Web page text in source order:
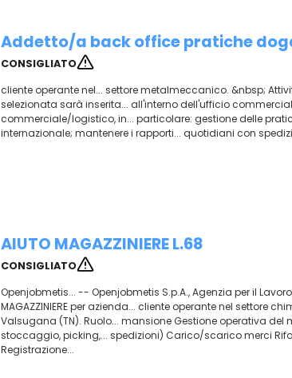
Addetto/a back office pratiche
CONSIGLIATO
cliente operante nel... settore metalmeccanico. &nbsp;
selezionata sarà inserita... all'interno dell'ufficio
commerciale/logistico, in... particolare: gestione delle
internazionale; mantenere i rapporti... quotidiani con
AIUTO MAGAZZINIERE L.68
CONSIGLIATO
Openjobmetis... -- Openjobmetis S.p.A., Agenzia per il
MAGAZZINIERE per azienda... cliente operante nel settore
Valsugana (TN). Ruolo... mansione Gestione operativa del
stoccaggio, picking,... spedizioni) Carico/scarico merci
Registrazione...